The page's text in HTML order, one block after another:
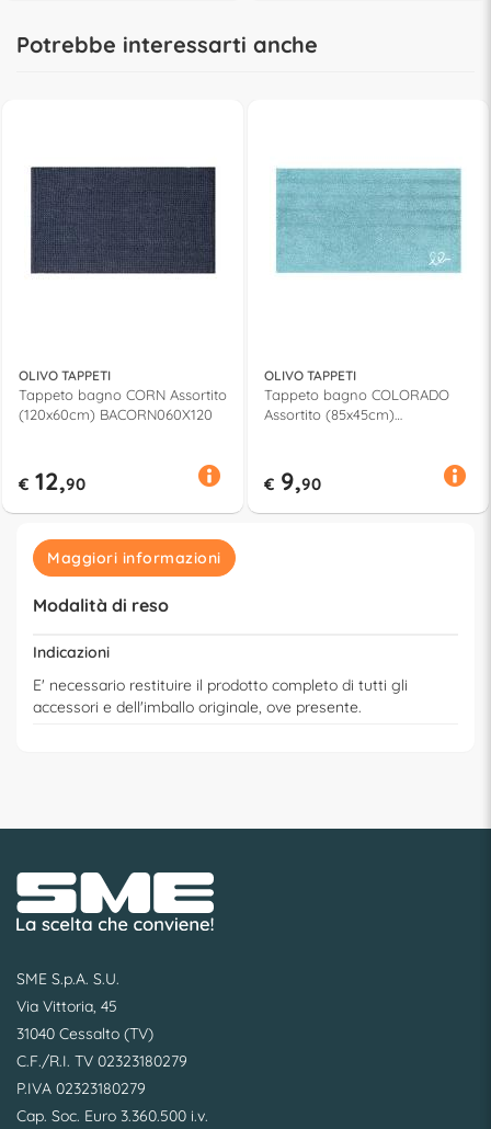
Potrebbe interessarti anche
OLIVO TAPPETI
Tappeto bagno CORN Assortito
(120x60cm) BACORN060X120
€ 12,90
OLIVO TAPPETI
Tappeto bagno COLORADO
Assortito (85x45cm)
€ 9,90
Maggiori informazioni
Modalità di reso
Indicazioni
E' necessario restituire il prodotto completo di tutti gli
accessori e dell'imballo originale, ove presente.
SME S.p.A. S.U.
Via Vittoria, 45
31040 Cessalto (TV)
C.F./R.I. TV 02323180279
P.IVA 02323180279
Cap. Soc. Euro 3.360.500 i.v.